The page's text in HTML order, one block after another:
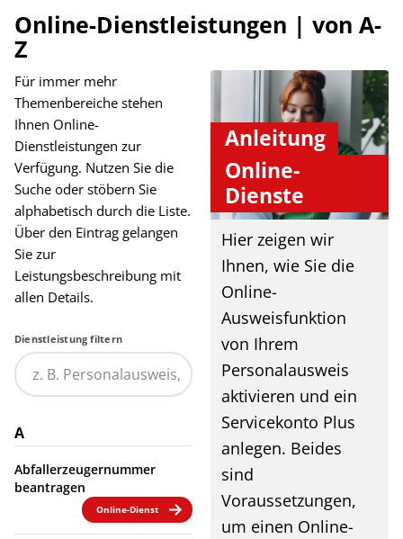
Online-Dienstleistungen | von A-
Z
Für immer mehr
Themenbereiche stehen
Ihnen Online-
Dienstleistungen zur
Verfügung. Nutzen Sie die
Suche oder stöbern Sie
alphabetisch durch die Liste.
Über den Eintrag gelangen
Sie zur
Leistungsbeschreibung mit
allen Details.
Dienstleistung filtern
A
Abfallerzeugernummer
beantragen
Online-Dienst
Anleitung
Online-
Dienste
Hier zeigen wir
Ihnen, wie Sie die
Online-
Ausweisfunktion
von Ihrem
Personalausweis
aktivieren und ein
Servicekonto Plus
anlegen. Beides
sind
Voraussetzungen,
um einen Online-